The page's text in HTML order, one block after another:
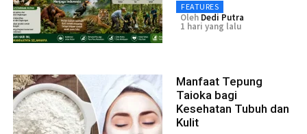
FEATURES
Oleh Dedi Putra
1 hari yang lalu
Manfaat Tepung
Taioka bagi
Kesehatan Tubuh dan
Kulit